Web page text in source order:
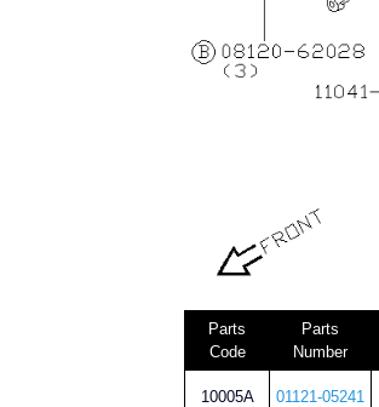
Parts
Code
Parts
Number
10005A 01121-05241